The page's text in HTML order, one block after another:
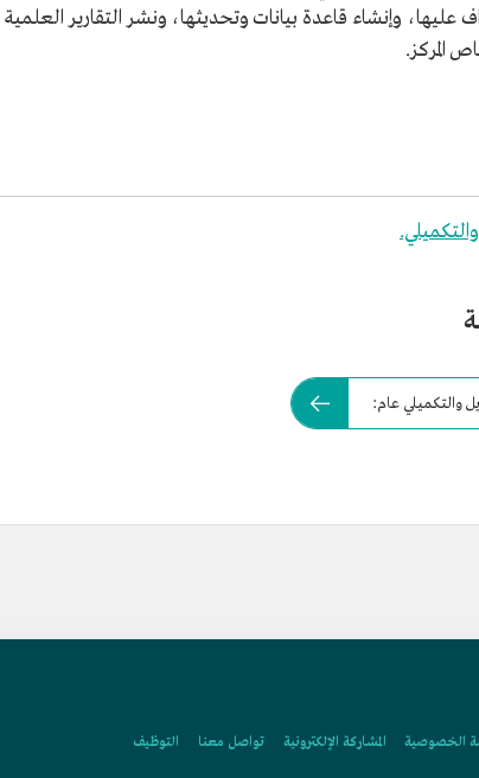
عليها، وإنشاء قاعدة بيانات وتحديثها، ونشر التقارير العلمية
المركز.
والتكميلي عام:
الخصوصية المشاركة الإلكترونية تواصل معنا التوظيف